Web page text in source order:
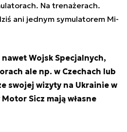
Na trenażerach.
ani jednym symulatorem Mi-
Wojsk Specjalnych,
ale np. w Czechach lub
swojej wizyty na Ukrainie w
Sicz mają własne